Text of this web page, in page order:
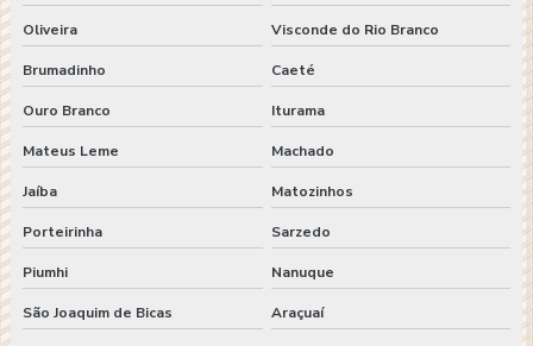
Oliveira Visconde do Rio Branco
Brumadinho Caeté
Ouro Branco Iturama
Mateus Leme Machado
Jaíba Matozinhos
Porteirinha Sarzedo
Piumhi Nanuque
São Joaquim de Bicas Araçuaí